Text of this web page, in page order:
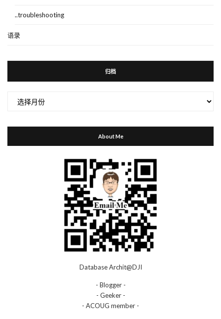
..troubleshooting
语录
归档
About Me
Database Archit@DJI
- Blogger -
- Geeker -
- ACOUG member -